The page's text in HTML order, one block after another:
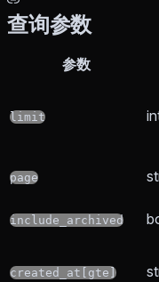
查询参数
参数
limit
page
include_archived
created_at[gte]